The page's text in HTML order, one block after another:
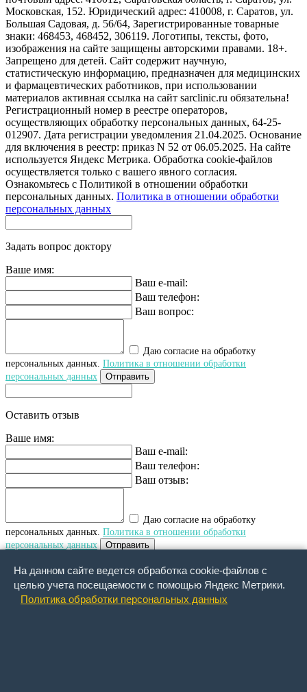
Московская, 152. Юридический адрес: 410008, г. Саратов, ул.
Большая Садовая, д. 56/64, Зарегистрированные товарные
знаки: 468453, 468452, 306119. Логотипы, тексты, фото,
изображения на сайте защищены авторскими правами. 18+.
Запрещено для детей. Сайт содержит научную,
статистическую информацию, предназначен для медицинских
и фармацевтических работников, при использовании
материалов активная ссылка на сайт sarclinic.ru обязательна!
Регистрационный номер в реестре операторов,
осуществляющих обработку персональных данных, 64-25-
012907. Дата регистрации уведомления 21.04.2025. Основание
для включения в реестр: приказ N 52 от 06.05.2025. На сайте
используется Яндекс Метрика. Обработка cookie-файлов
осуществляется только с вашего явного согласия.
Ознакомьтесь с Политикой в отношении обработки
персональных данных. Политика в отношении обработки
персональных данных
Задать вопрос доктору
Ваше имя:
Ваш e-mail:
Ваш телефон:
Ваш вопрос:
Даю согласие на обработку
персональных данных. Политика в отношении обработки
персональных данных
Отправить
Оставить отзыв
Ваше имя:
Ваш e-mail:
Ваш телефон:
Ваш отзыв:
Даю согласие на обработку
персональных данных. Политика в отношении обработки
персональных данных
Отправить
Обратный звонок
Ваше имя:
На данном сайте ведется обработка cookie-файлов с
целью учета посещаемости с помощью Яндекс Метрики.
Политика обработки персональных данных